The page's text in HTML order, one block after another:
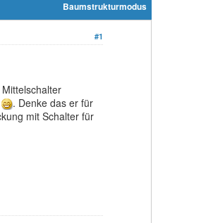
Baumstrukturmodus
#1
. Denke das er für
mit Schalter für